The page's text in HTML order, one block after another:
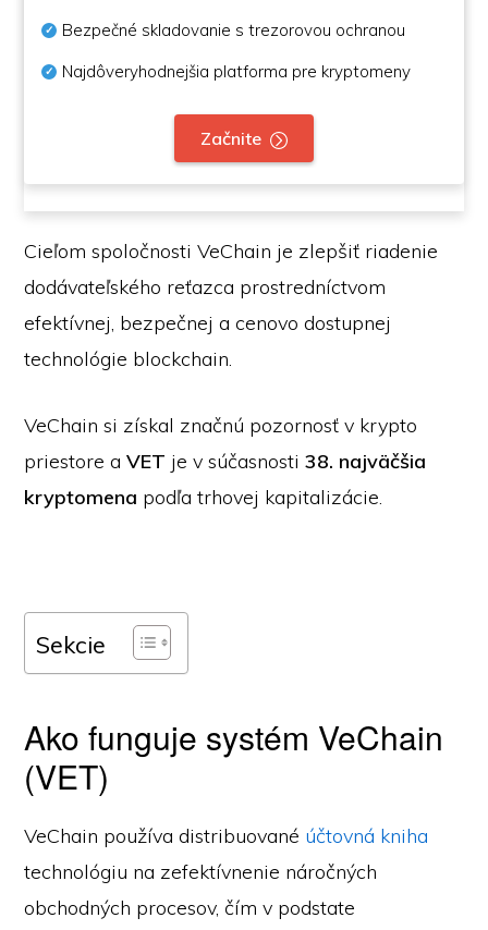
Bezpečné skladovanie s trezorovou ochranou
Najdôveryhodnejšia platforma pre kryptomeny
Začnite
Cieľom spoločnosti VeChain je zlepšiť riadenie
dodávateľského reťazca prostredníctvom
efektívnej, bezpečnej a cenovo dostupnej
technológie blockchain.
VeChain si získal značnú pozornosť v krypto
priestore aVET je v súčasnosti38. najväčšia
kryptomena podľa trhovej kapitalizácie.
Sekcie
Ako funguje systém VeChain
(VET)
VeChain používa distribuované účtovná kniha
technológiu na zefektívnenie náročných
obchodných procesov, čím v podstate